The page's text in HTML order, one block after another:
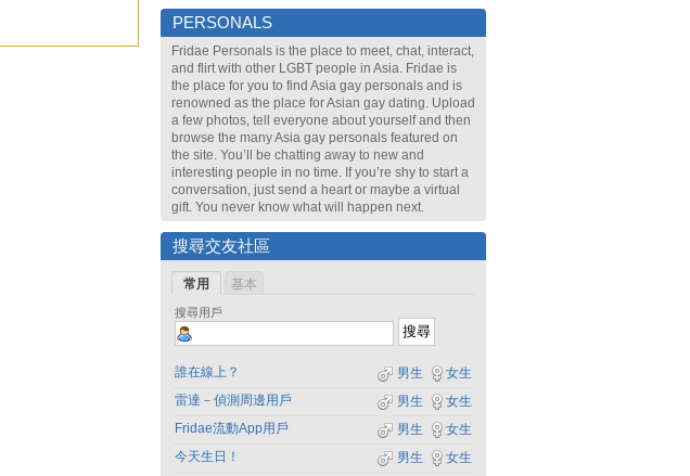
PERSONALS
Fridae Personals is the place to meet, chat, interact,
and flirt with other LGBT people in Asia. Fridae is
the place for you to find Asia gay personals and is
renowned as the place for Asian gay dating. Upload
a few photos, tell everyone about yourself and then
browse the many Asia gay personals featured on
the site. You’ll be chatting away to new and
interesting people in no time. If you’re shy to start a
conversation, just send a heart or maybe a virtual
gift. You never know what will happen next.
搜尋交友社區
常用 基本
搜尋用戶
誰在線上？ 女生
男生
雷達－偵測周邊用戶
女生
男生
Fridae流動App用戶
女生
男生
今天生日！
女生
男生